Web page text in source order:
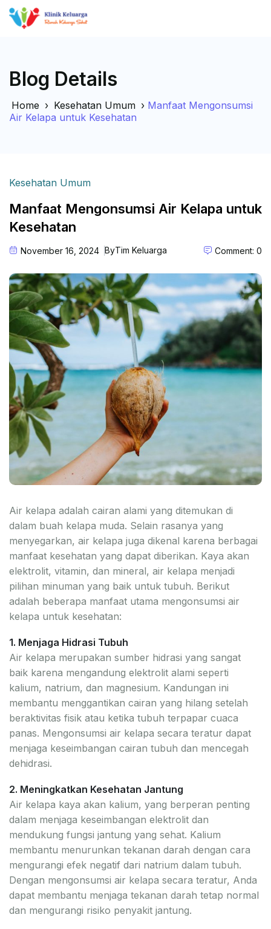
Blog Details
Home › Kesehatan Umum › Manfaat Mengonsumsi
Air Kelapa untuk Kesehatan
Kesehatan Umum
Manfaat Mengonsumsi Air Kelapa untuk
Kesehatan
November 16, 2024 ByTim Keluarga Comment: 0
Air kelapa adalah cairan alami yang ditemukan di
dalam buah kelapa muda. Selain rasanya yang
menyegarkan, air kelapa juga dikenal karena berbagai
manfaat kesehatan yang dapat diberikan. Kaya akan
elektrolit, vitamin, dan mineral, air kelapa menjadi
pilihan minuman yang baik untuk tubuh. Berikut
adalah beberapa manfaat utama mengonsumsi air
kelapa untuk kesehatan:
1. Menjaga Hidrasi Tubuh
Air kelapa merupakan sumber hidrasi yang sangat
baik karena mengandung elektrolit alami seperti
kalium, natrium, dan magnesium. Kandungan ini
membantu menggantikan cairan yang hilang setelah
beraktivitas fisik atau ketika tubuh terpapar cuaca
panas. Mengonsumsi air kelapa secara teratur dapat
menjaga keseimbangan cairan tubuh dan mencegah
dehidrasi.
2. Meningkatkan Kesehatan Jantung
Air kelapa kaya akan kalium, yang berperan penting
dalam menjaga keseimbangan elektrolit dan
mendukung fungsi jantung yang sehat. Kalium
membantu menurunkan tekanan darah dengan cara
mengurangi efek negatif dari natrium dalam tubuh.
Dengan mengonsumsi air kelapa secara teratur, Anda
dapat membantu menjaga tekanan darah tetap normal
dan mengurangi risiko penyakit jantung.